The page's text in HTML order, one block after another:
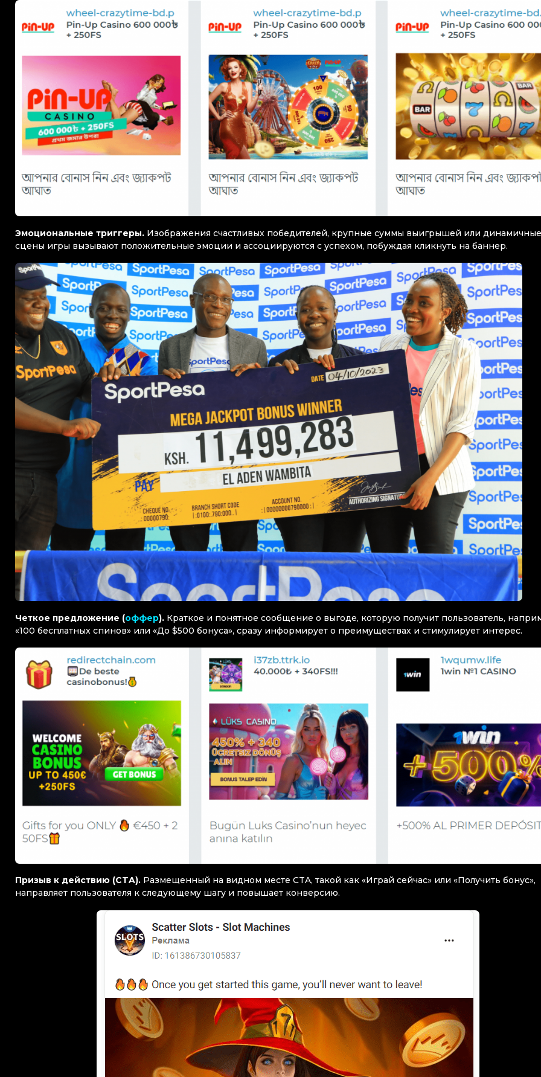
Эмоциональные триггеры. Изображения счастливых победителей, крупные суммы выигрышей или динамичные
сцены игры вызывают положительные эмоции и ассоциируются с успехом, побуждая кликнуть на баннер.
Четкое предложение (оффер). Краткое и понятное сообщение о выгоде, которую получит пользователь,
«100 бесплатных спинов» или «До $500 бонуса», сразу информирует о преимуществах и стимулирует интерес.
Призыв к действию (CTA). Размещенный на видном месте CTA, такой как «Играй сейчас» или «Получить бонус»,
направляет пользователя к следующему шагу и повышает конверсию.